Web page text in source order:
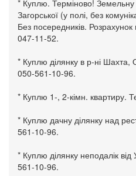
* Куплю. Терміново! Земельну
Загорської (у полі, без
Без посередників.
047-11-52.
* Куплю ділянку в р-ні Шахта,
050-561-10-96.
* Куплю 1-, 2-кімн. квартиру.
* Куплю дачну ділянку над
561-10-96.
* Куплю ділянку неподалік
561-10-96.